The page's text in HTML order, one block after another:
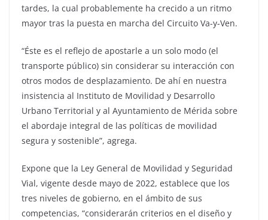
tardes, la cual probablemente ha crecido a un ritmo
mayor tras la puesta en marcha del Circuito Va-y-Ven.
“Éste es el reflejo de apostarle a un solo modo (el
transporte público) sin considerar su interacción con
otros modos de desplazamiento. De ahí en nuestra
insistencia al Instituto de Movilidad y Desarrollo
Urbano Territorial y al Ayuntamiento de Mérida sobre
el abordaje integral de las políticas de movilidad
segura y sostenible”, agrega.
Expone que la Ley General de Movilidad y Seguridad
Vial, vigente desde mayo de 2022, establece que los
tres niveles de gobierno, en el ámbito de sus
competencias, “considerarán criterios en el diseño y